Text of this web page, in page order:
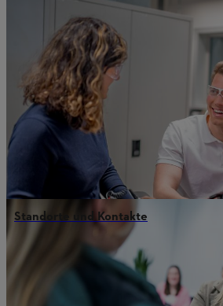
Standorte und Kontakte